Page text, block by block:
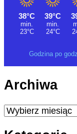
Godzina po
Archiwa
Archiwa